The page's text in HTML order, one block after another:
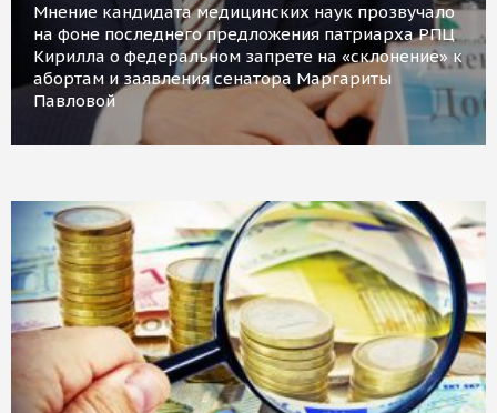
Мнение кандидата медицинских наук прозвучало
на фоне последнего предложения патриарха РПЦ
Кирилла о федеральном запрете на «склонение» к
абортам и заявления сенатора Маргариты
Павловой